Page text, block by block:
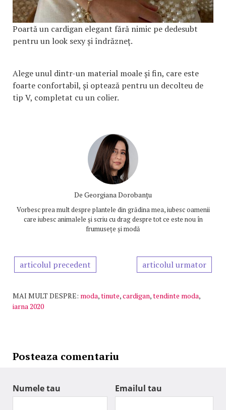
Poartă un cardigan elegant fără nimic pe dedesubt
pentru un look sexy și îndrăzneț.
Alege unul dintr-un material moale și fin, care este
foarte confortabil, și optează pentru un decolteu de
tip V, completat cu un colier.
De Georgiana Dorobanțu
Vorbesc prea mult despre plantele din grădina mea, iubesc oamenii
care iubesc animalele și scriu cu drag despre tot ce este nou în
frumusețe și modă
articolul precedent articolul urmator
MAI MULT DESPRE: moda,tinute,cardigan,tendinte moda,
iarna 2020
Posteaza comentariu
Numele tau Emailul tau